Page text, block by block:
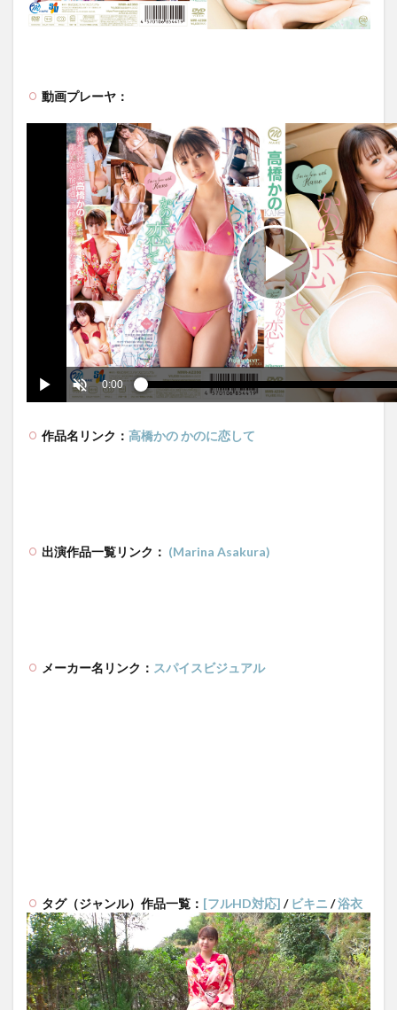
動画プレーヤ：
作品名リンク： 高橋かの かのに恋して
出演作品一覧リンク： (Marina Asakura)
メーカー名リンク： スパイスビジュアル
タグ（ジャンル）作品一覧： [フルHD対応] / ビキニ /浴衣